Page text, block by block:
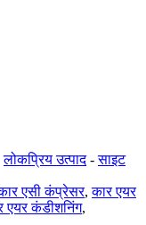
लोकप्रिय उत्पाद-साइट
एसी कंप्रेसर,कार एयर
एयर कंडीशनिंग,